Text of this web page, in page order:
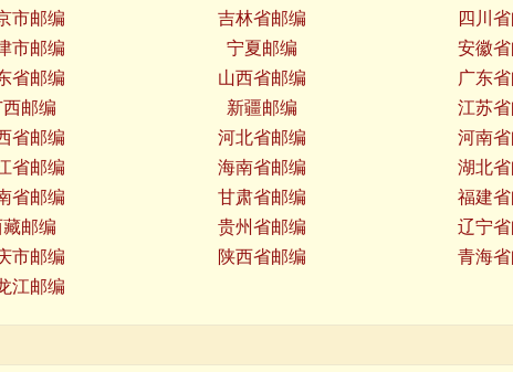
市邮编
吉林省邮编
四川
市邮编
宁夏邮编
安徽
省邮编
山西省邮编
广东
西邮编
新疆邮编
江苏
省邮编
河北省邮编
河南
省邮编
海南省邮编
湖北
省邮编
甘肃省邮编
福建
邮编
贵州省邮编
辽宁
市邮编
陕西省邮编
青海
江邮编